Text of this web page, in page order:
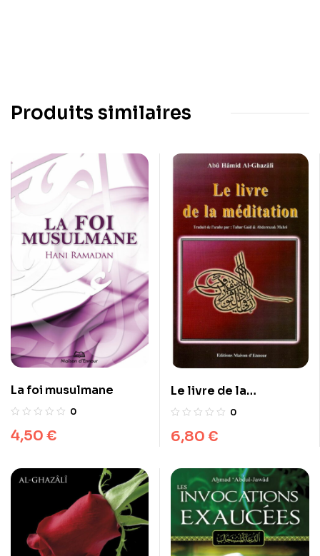
Produits similaires
La foi musulmane
0
4,50 €
Le livre de la
méditation
0
6,80 €